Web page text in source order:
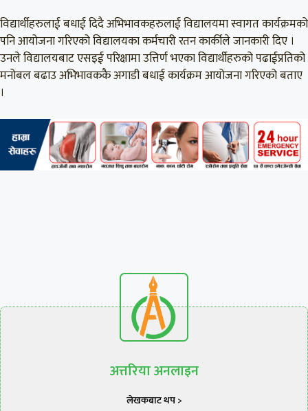
विद्यार्थीहरुलाई बधाई दिदै अभिभावकहरुलाई विद्यालयमा स्वागत कार्यक्रमको
पनि आयोजना गरिएको विद्यालयका कर्मचारी रतन कार्कीले जानकारी दिए ।
उनले विद्यालयबाट एसइई परिक्षामा उत्तिर्ण भएका विद्यार्थीहरुको पढाईप्रतिको
मनोबल बढाउ अभिभावककै अगाडी बधाई कार्यक्रम आयोजना गरिएको बताए
।
अत्तरिया अनलाइन
लेखकबाट थप >